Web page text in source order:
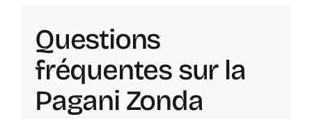
Questions
fréquentes sur la
Pagani Zonda